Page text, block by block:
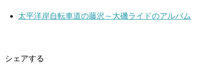
太平洋岸自転車道の藤沢～大磯ライドのアルバム
シェアする